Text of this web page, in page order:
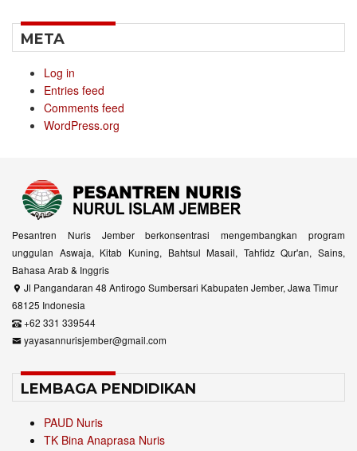
META
Log in
Entries feed
Comments feed
WordPress.org
Pesantren Nuris Jember berkonsentrasi mengembangkan program
unggulan Aswaja, Kitab Kuning, Bahtsul Masail, Tahfidz Qur'an, Sains,
Bahasa Arab & Inggris
Jl Pangandaran 48 Antirogo Sumbersari Kabupaten Jember, Jawa Timur
68125 Indonesia
+62 331 339544
yayasannurisjember@gmail.com
LEMBAGA PENDIDIKAN
PAUD Nuris
TK Bina Anaprasa Nuris